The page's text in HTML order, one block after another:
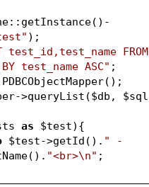
);
test_id,test_name FROM
test_name ASC" ;
PDBCObjectMapper();
->queryList($db , $sql
as $test){
$test->getId(). " -
"<br>\n" ;